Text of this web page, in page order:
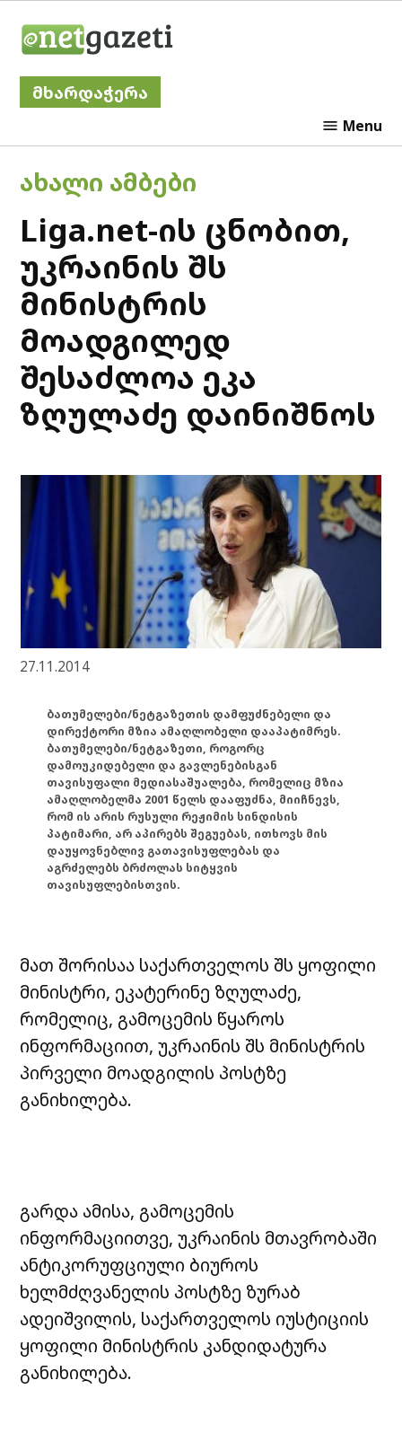
მხარდაჭერა
Menu
POSTED
IN
ᲐᲮᲐᲚᲘ ᲐᲛᲑᲔᲑᲘ
Liga.net-ის ცნობით,
უკრაინის შს
მინისტრის
მოადგილედ
შესაძლოა ეკა
ზღულაძე დაინიშნოს
27.11.2014
ბათუმელები/ნეტგაზეთის დამფუძნებელი და
დირექტორი მზია ამაღლობელი დააპატიმრეს.
ბათუმელები/ნეტგაზეთი, როგორც
დამოუკიდებელი და გავლენებისგან
თავისუფალი მედიასაშუალება, რომელიც მზია
ამაღლობელმა 2001 წელს დააფუძნა, მიიჩნევს,
რომ ის არის რუსული რეჟიმის სინდისის
პატიმარი, არ აპირებს შეგუებას, ითხოვს მის
დაუყოვნებლივ გათავისუფლებას და
აგრძელებს ბრძოლას სიტყვის
თავისუფლებისთვის.
მათ შორისაა საქართველოს შს ყოფილი
მინისტრი, ეკატერინე ზღულაძე,
რომელიც, გამოცემის წყაროს
ინფორმაციით, უკრაინის შს მინისტრის
პირველი მოადგილის პოსტზე
განიხილება.
გარდა ამისა, გამოცემის
ინფორმაციითვე, უკრაინის მთავრობაში
ანტიკორუფციული ბიუროს
ხელმძღვანელის პოსტზე ზურაბ
ადეიშვილის, საქართველოს იუსტიციის
ყოფილი მინისტრის კანდიდატურა
განიხილება.